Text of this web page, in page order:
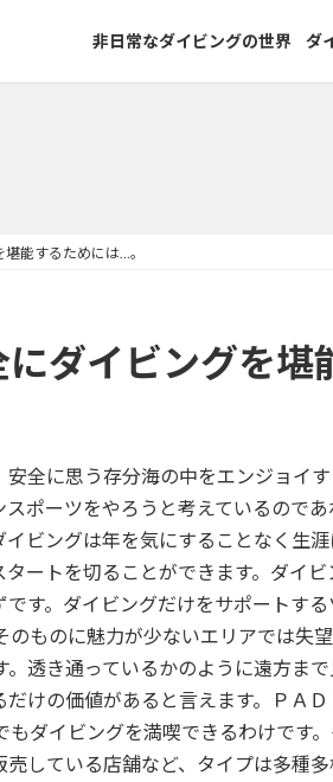
非日常なダイビングの世界 ダ
能するためには…。
ダイビングを堪
全に思う存分海の中をエンジョイ
ポーツをやろうと考えているので
ビングは年を気にすることなく生
ートを切ることができます。ダイ
す。ダイビングだけをサポートす
ものに魅力が少ないエリアでは失
透き通っているかのように遠方ま
けの価値があると言えます。ＰＡ
ダイビングを満喫できるわけです
している店舗など、タイプは多種